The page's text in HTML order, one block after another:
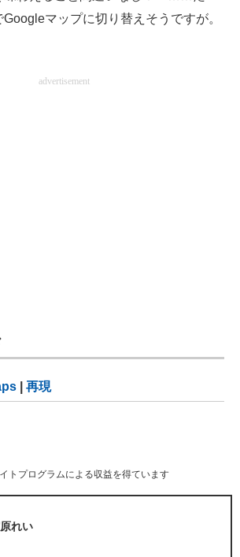
マップに切り替えそうですが。
advertisement
再現
トプログラムによる収益を得ています
れい